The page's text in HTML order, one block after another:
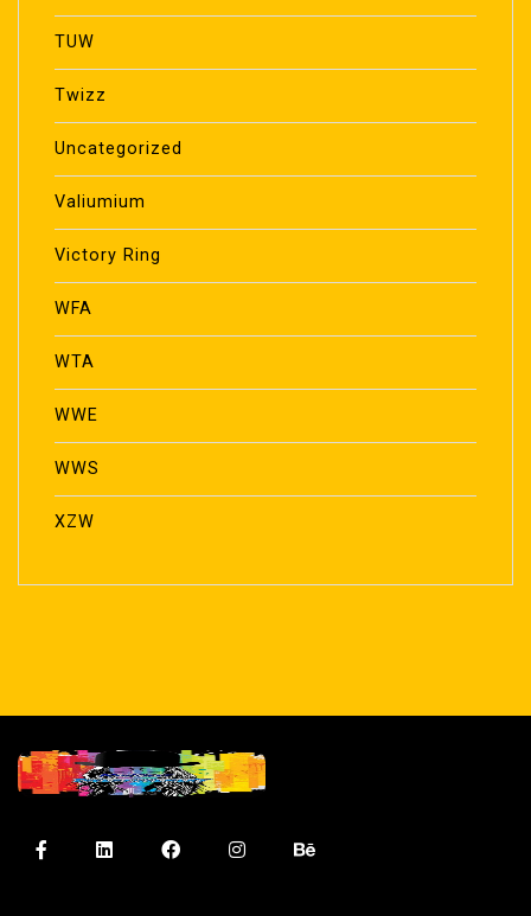
TUW
Twizz
Uncategorized
Valiumium
Victory Ring
WFA
WTA
WWE
WWS
XZW